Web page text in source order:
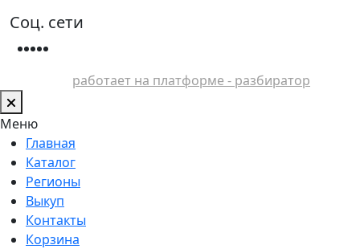
Соц. сети
работает на платформе - разбиратор
Меню
Главная
Каталог
Регионы
Выкуп
Контакты
Корзина